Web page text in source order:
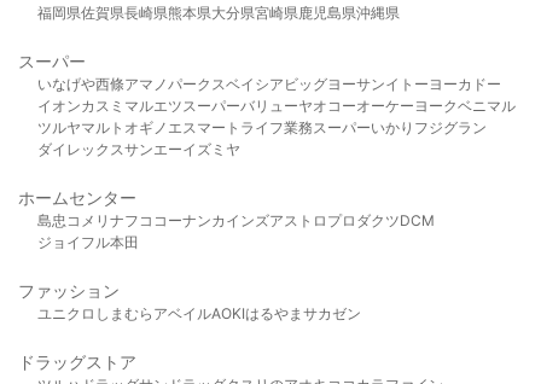
福岡県佐賀県長崎県熊本県大分県宮崎県鹿児島県沖縄県
スーパー
いなげや西條アマノパークスベイシア ビッグヨーサンイトーヨーカドー
イオンカスミ マルエツスーパーバリューヤオコーオーケー ヨークベニマル
ツルヤマルト オギノ エスマート ライフ業務スーパーいかり フジグラン
ダイレックスサンエーイズミヤ
ホームセンター
島忠 コメリ ナフコ コーナンカインズアストロプロダクツDCM
ジョイフル本田
ファッション
ユニクロ しまむら アベイルAOKIはるやま サカゼン
ドラッグストア